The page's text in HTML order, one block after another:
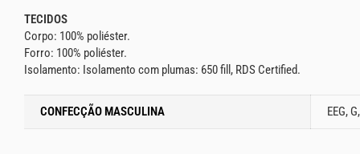
TECIDOS
Corpo: 100% poliéster.
Forro: 100% poliéster.
Isolamento: Isolamento com plumas: 650 fill, RDS Certified.
CONFECÇÃO MASCULINA EEG,